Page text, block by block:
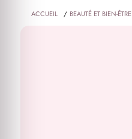
ACCUEIL / BEAUTÉ ET BIEN-ÊTRE